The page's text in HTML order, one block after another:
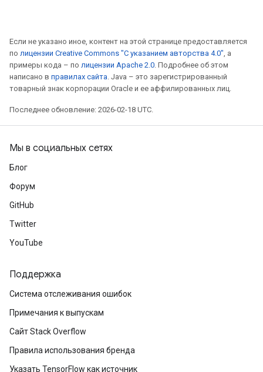
Если не указано иное, контент на этой странице предоставляется
по лицензии Creative Commons "С указанием авторства 4.0", а
примеры кода – по лицензии Apache 2.0. Подробнее об этом
написано в правилах сайта. Java – это зарегистрированный
товарный знак корпорации Oracle и ее аффилированных лиц.
Последнее обновление: 2026-02-18 UTC.
Мы в социальных сетях
Блог
Форум
GitHub
Twitter
YouTube
Поддержка
Система отслеживания ошибок
Примечания к выпускам
Сайт Stack Overflow
Правила использования бренда
Указать TensorFlow как источник